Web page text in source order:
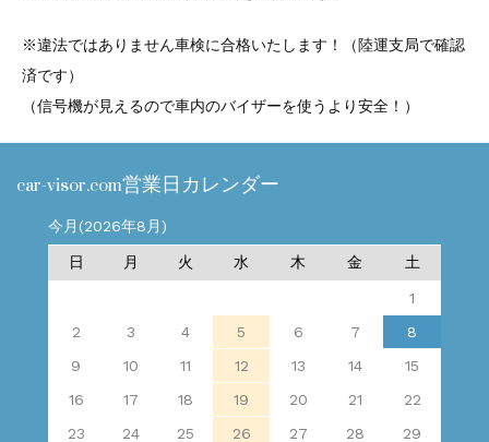
※違法ではありません車検に合格いたします！（陸運支局で確認
済です）
（信号機が見えるので車内のバイザーを使うより安全！）
car-visor.com営業日カレンダー
今月(2026年8月)
日 月 火 水 木 金 土
1
2
3 4 5 6 7
8
9
10 11 12 13 14
15
16
17 18 19 20 21
22
23
24 25 26 27 28
29